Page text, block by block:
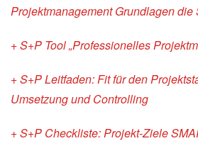
Projektmanagement Grundlagen die
+ S+P Tool „Professionelles
+ S+P Leitfaden: Fit für den
Umsetzung und Controlling
+ S+P Checkliste: Projekt-Ziele